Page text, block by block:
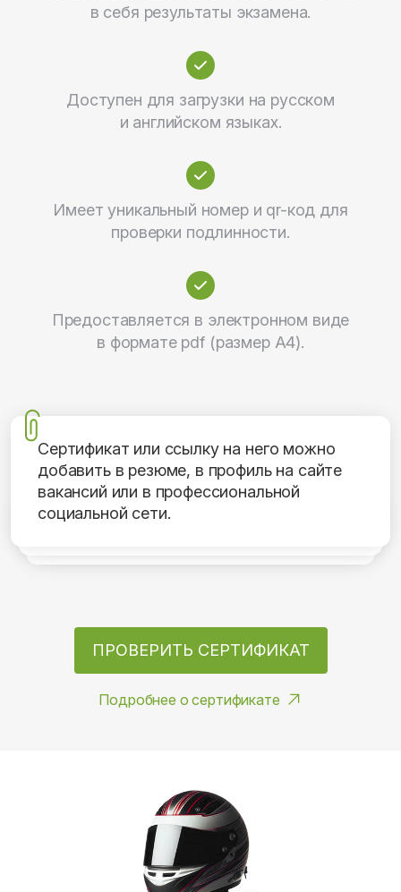
в себя результаты экзамена.
Доступен для загрузки на русском
и английском языках.
Имеет уникальный номер и qr-код для
проверки подлинности.
Предоставляется в электронном виде
в формате pdf (размер А4).
Сертификат или ссылку на него можно
добавить в резюме, в профиль на сайте
вакансий или в профессиональной
социальной сети.
ПРОВЕРИТЬ СЕРТИФИКАТ
Подробнее о сертификате